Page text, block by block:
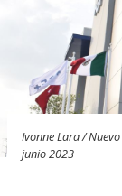
Ivonne Lara /
junio 2023